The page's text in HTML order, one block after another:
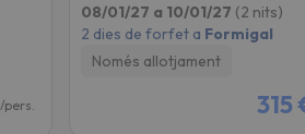
/pers.
08/01/27 a 10/01/27 (2 nits)
2 dies de forfet a Formigal
Només allotjament
315